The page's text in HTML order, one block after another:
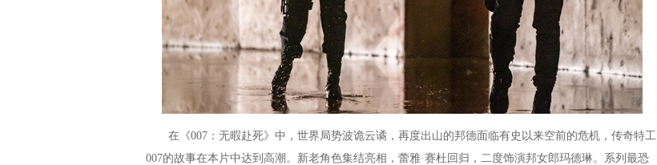
在《007：无暇赴死》中，世界局势波诡云谲，再度出山的邦德面临有史以来空前的危机，传奇特工
007的故事在本片中达到高潮。新老角色集结亮相，蕾雅·赛杜回归，二度饰演邦女郎玛德琳。系列最恐